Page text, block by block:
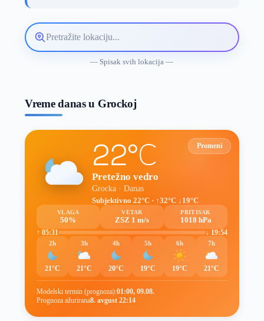
Pretražite
lokaciju
— Spisak svih lokacija —
Vreme danas u Grockoj
Promeni
22°C
Pretežno vedro
Grocka · Danas
Subjektivno 22°C · ↑32°C ↓19°C
VLAGA
50%
VETAR
ZSZ 1 m/s
PRITISAK
1018 hPa
↑ 05:31
↓ 19:54
2h
21°C
3h
21°C
4h
20°C
5h
19°C
6h
19°C
7h
21°C
Modelski termin (prognoza):01:00, 09.08.
Prognoza ažurirana8. avgust 22:14